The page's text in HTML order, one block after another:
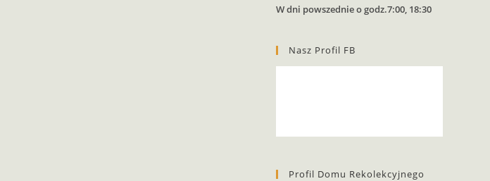
W dni powszednie o godz.7:00, 18:30
Nasz Profil FB
Profil Domu Rekolekcyjnego